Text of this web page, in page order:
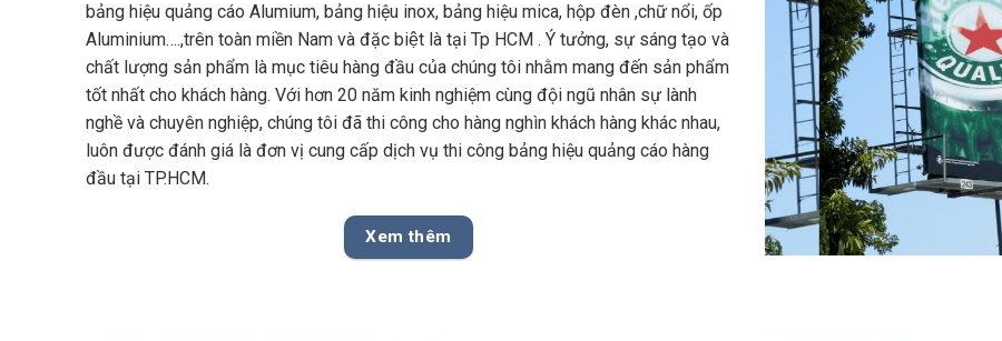
bảng hiệu quảng cáo Alumium, bảng hiệu inox, bảng hiệu mica, hộp đèn ,chữ nổi, ốp
Aluminium….,trên toàn miền Nam và đặc biệt là tại Tp HCM . Ý tưởng, sự sáng tạo và
chất lượng sản phẩm là mục tiêu hàng đầu của chúng tôi nhằm mang đến sản phẩm
tốt nhất cho khách hàng. Với hơn 20 năm kinh nghiệm cùng đội ngũ nhân sự lành
nghề và chuyên nghiệp, chúng tôi đã thi công cho hàng nghìn khách hàng khác nhau,
luôn được đánh giá là đơn vị cung cấp dịch vụ thi công bảng hiệu quảng cáo hàng
đầu tại TP.HCM.
Xem thêm